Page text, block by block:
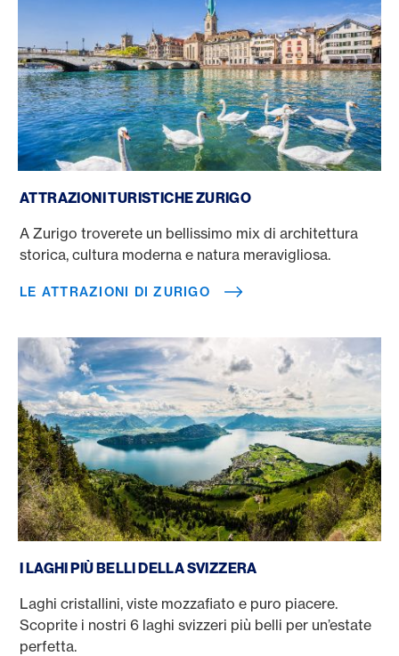
ATTRAZIONI TURISTICHE ZURIGO
A Zurigo troverete un bellissimo mix di architettura
storica, cultura moderna e natura meravigliosa.
LE ATTRAZIONI DI ZURIGO
I LAGHI PIÙ BELLI DELLA SVIZZERA
Laghi cristallini, viste mozzafiato e puro piacere.
Scoprite i nostri 6 laghi svizzeri più belli per un’estate
perfetta.